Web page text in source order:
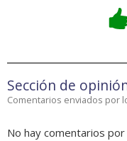
Sección de
Comentarios enviados por
No hay comentarios